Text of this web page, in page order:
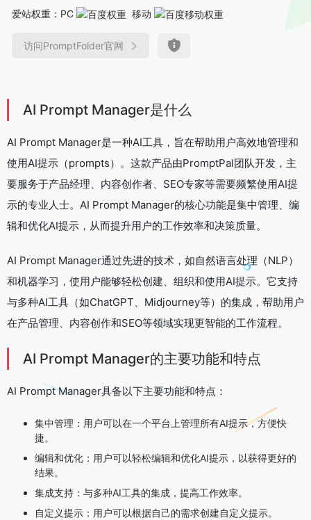
爱站权重： PC 移动
访问PromptFolder官网
AI Prompt Manager是什么
AI Prompt Manager是一种AI工具，旨在帮助用户高效地管理和
使用AI提示（prompts）。这款产品由PromptPal团队开发，主
要服务于产品经理、内容创作者、SEO专家等需要频繁使用AI提
示的专业人士。AI Prompt Manager的核心功能是集中管理、编
辑和优化AI提示，从而提升用户的工作效率和决策质量。
AI Prompt Manager通过先进的技术，如自然语言处理（NLP）
和机器学习，使用户能够轻松创建、组织和使用AI提示。它支持
与多种AI工具（如ChatGPT、Midjourney等）的集成，帮助用户
在产品管理、内容创作和SEO等领域实现更智能的工作流程。
AI Prompt Manager的主要功能和特点
AI Prompt Manager具备以下主要功能和特点：
集中管理：用户可以在一个平台上管理所有AI提示，方便快
捷。
编辑和优化：用户可以轻松编辑和优化AI提示，以获得更好的
结果。
集成支持：与多种AI工具的集成，提高工作效率。
自定义提示：用户可以根据自己的需求创建自定义提示。